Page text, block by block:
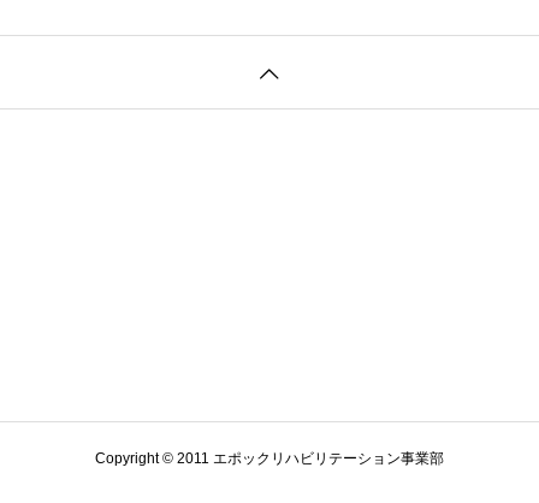
Copyright © 2011 エポックリハビリテーション事業部